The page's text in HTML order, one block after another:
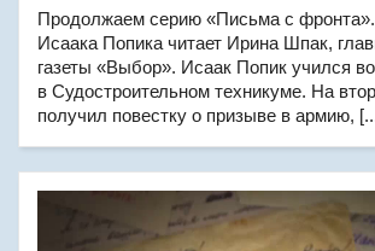
Продолжаем серию «Письма с
Исаака Попика читает Ирина Шпак,
газеты «Выбор». Исаак Попик учился
в Судостроительном техникуме. На
получил повестку о призыве в армию,